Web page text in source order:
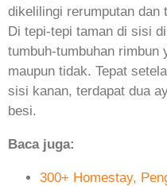
dikelilingi rerumputan dan
Di tepi-tepi taman di sisi
tumbuh-tumbuhan rimbun
maupun tidak. Tepat
sisi kanan, terdapat dua
besi.
Baca juga:
300+ Homestay,